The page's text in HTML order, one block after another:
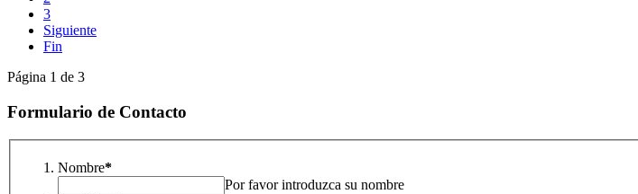
3
Siguiente
Fin
Página 1 de 3
Formulario de Contacto
Nombre*
Por favor introduzca su nombre